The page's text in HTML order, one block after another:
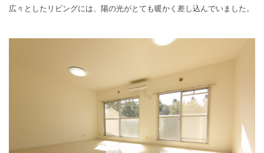
広々としたリビングには、陽の光がとても暖かく差し込んでいました。